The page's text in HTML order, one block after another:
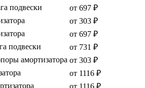
подвески
от 697 ₽
от 303 ₽
от 697 ₽
подвески
от 731 ₽
амортизатора от 303 ₽
от 1116 ₽